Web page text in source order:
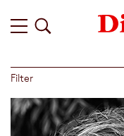
Filter